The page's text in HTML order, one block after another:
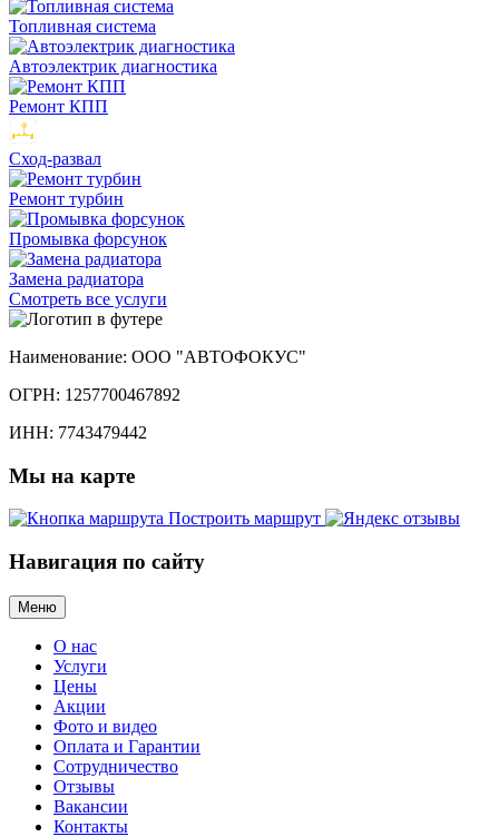
Топливная система
Автоэлектрик диагностика
Ремонт КПП
Сход-развал
Ремонт турбин
Промывка форсунок
Замена радиатора
Смотреть все услуги
Наименование: ООО "АВТОФОКУС"
ОГРН: 1257700467892
ИНН: 7743479442
Мы на карте
Построить маршрут
Навигация по сайту
Меню
О нас
Услуги
Цены
Акции
Фото и видео
Оплата и Гарантии
Сотрудничество
Отзывы
Вакансии
Контакты